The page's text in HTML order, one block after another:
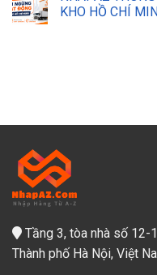
KHO HỒ CHÍ
Tầng 3, tòa nhà số
Thành phố Hà Nội, Việt